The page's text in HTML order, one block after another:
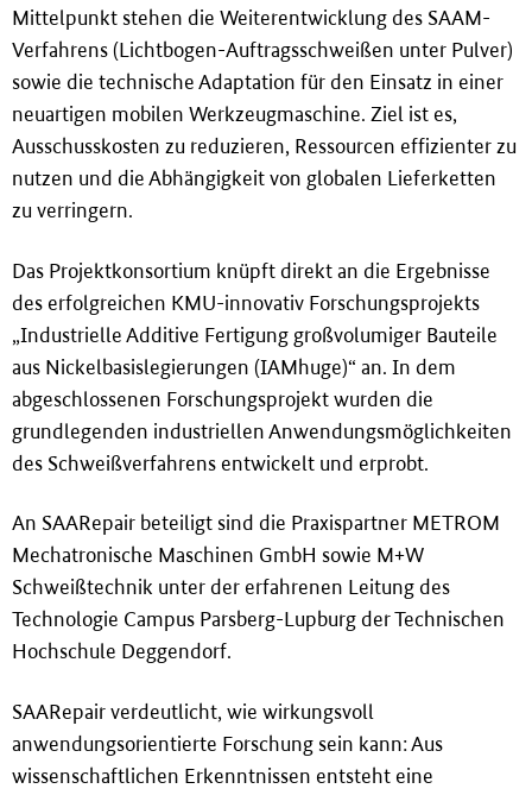
Mittelpunkt stehen die Weiterentwicklung des SAAM-
Verfahrens (Lichtbogen-Auftragsschweißen unter Pulver)
sowie die technische Adaptation für den Einsatz in einer
neuartigen mobilen Werkzeugmaschine. Ziel ist es,
Ausschusskosten zu reduzieren, Ressourcen effizienter zu
nutzen und die Abhängigkeit von globalen Lieferketten
zu verringern.
Das Projektkonsortium knüpft direkt an die Ergebnisse
des erfolgreichen KMU-innovativ Forschungsprojekts
„Industrielle Additive Fertigung großvolumiger Bauteile
aus Nickelbasislegierungen (IAMhuge)“ an. In dem
abgeschlossenen Forschungsprojekt wurden die
grundlegenden industriellen Anwendungsmöglichkeiten
des Schweißverfahrens entwickelt und erprobt.
An SAARepair beteiligt sind die Praxispartner METROM
Mechatronische Maschinen GmbH sowie M+W
Schweißtechnik unter der erfahrenen Leitung des
Technologie Campus Parsberg-Lupburg der Technischen
Hochschule Deggendorf.
SAARepair verdeutlicht, wie wirkungsvoll
anwendungsorientierte Forschung sein kann: Aus
wissenschaftlichen Erkenntnissen entsteht eine